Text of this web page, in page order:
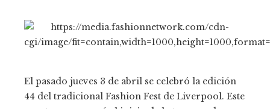
El pasado jueves 3 de abril se celebró la edición
44 del tradicional Fashion Fest de Liverpool. Este